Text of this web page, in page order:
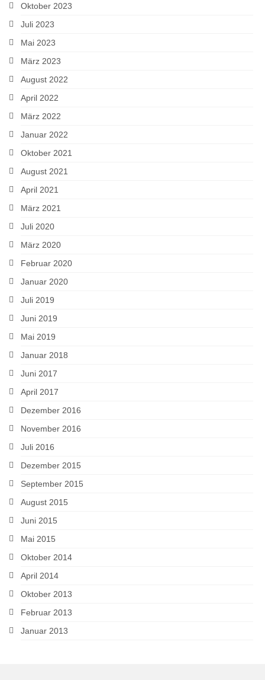
Oktober 2023
Juli 2023
Mai 2023
März 2023
August 2022
April 2022
März 2022
Januar 2022
Oktober 2021
August 2021
April 2021
März 2021
Juli 2020
März 2020
Februar 2020
Januar 2020
Juli 2019
Juni 2019
Mai 2019
Januar 2018
Juni 2017
April 2017
Dezember 2016
November 2016
Juli 2016
Dezember 2015
September 2015
August 2015
Juni 2015
Mai 2015
Oktober 2014
April 2014
Oktober 2013
Februar 2013
Januar 2013